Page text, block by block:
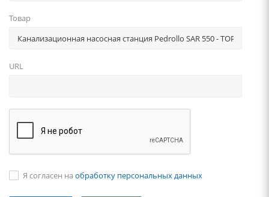
Товар
URL
Я согласен на обработку персональных данных